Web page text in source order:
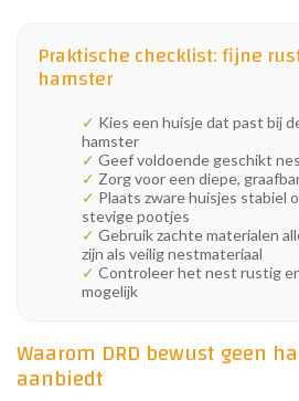
Praktische checklist: fijne
hamster
✓ Kies een huisje dat past bij
hamster
✓ Geef voldoende geschikt
✓ Zorg voor een diepe,
✓ Plaats zware huisjes stabiel
stevige pootjes
✓ Gebruik zachte materialen
zijn als veilig nestmateriaal
✓ Controleer het nest rustig
mogelijk
Waarom DRD bewust geen
aanbiedt